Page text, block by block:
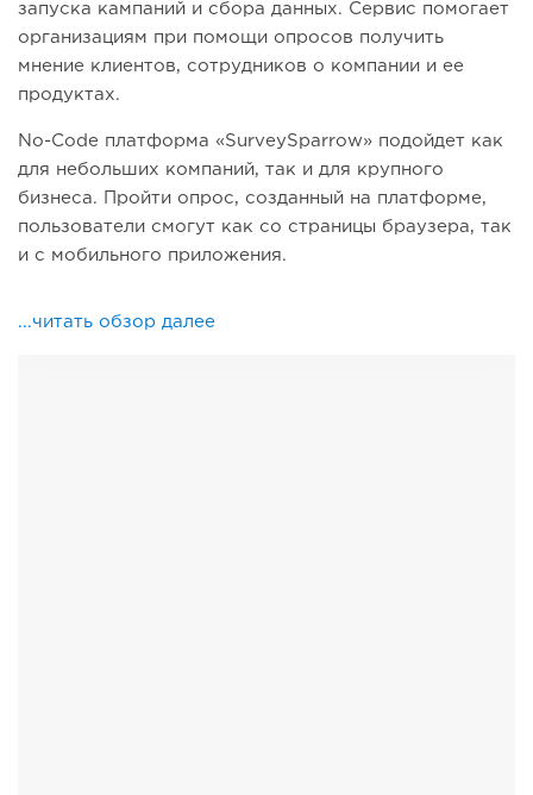
запуска кампаний и сбора данных. Сервис помогает
организациям при помощи опросов получить
мнение клиентов, сотрудников о компании и ее
продуктах.
No-Code платформа «SurveySparrow» подойдет как
для небольших компаний, так и для крупного
бизнеса. Пройти опрос, созданный на платформе,
пользователи смогут как со страницы браузера, так
и с мобильного приложения.
...читать обзор далее